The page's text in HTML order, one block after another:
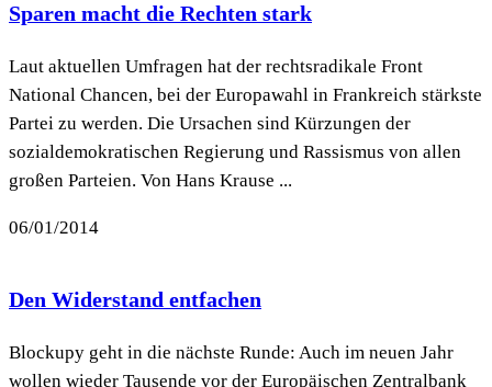
Sparen macht die Rechten stark
Laut aktuellen Umfragen hat der rechtsradikale Front
National Chancen, bei der Europawahl in Frankreich stärkste
Partei zu werden. Die Ursachen sind Kürzungen der
sozialdemokratischen Regierung und Rassismus von allen
großen Parteien. Von Hans Krause ...
06/01/2014
Den Widerstand entfachen
Blockupy geht in die nächste Runde: Auch im neuen Jahr
wollen wieder Tausende vor der Europäischen Zentralbank